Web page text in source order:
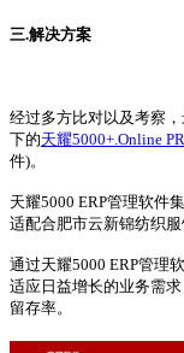
三.解决方案
经过多方比对以及考察
下的天耀5000+.Online
件)。
天耀5000 ERP管理软件
适配合肥市云新锦纺织服
通过天耀5000 ERP管理
适应日益增长的业务需
留存率。